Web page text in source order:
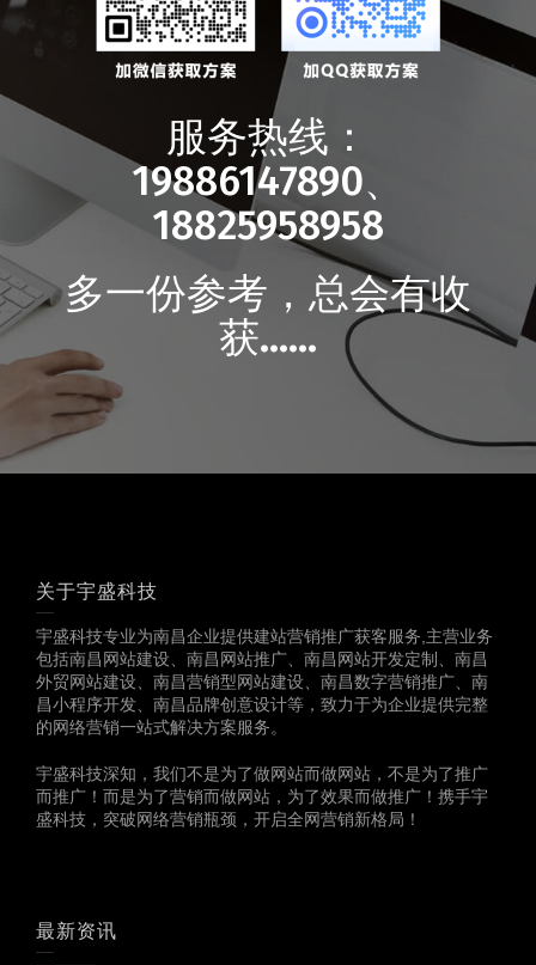
服务热线：
19886147890、
18825958958
多一份参考，总会有收
获……
关于宇盛科技
宇盛科技专业为南昌企业提供建站营销推广获客服务,主营业务
包括南昌网站建设、南昌网站推广、南昌网站开发定制、南昌
外贸网站建设、南昌营销型网站建设、南昌数字营销推广、南
昌小程序开发、南昌品牌创意设计等，致力于为企业提供完整
的网络营销一站式解决方案服务。
宇盛科技深知，我们不是为了做网站而做网站，不是为了推广
而推广！而是为了营销而做网站，为了效果而做推广！携手宇
盛科技，突破网络营销瓶颈，开启全网营销新格局！
最新资讯